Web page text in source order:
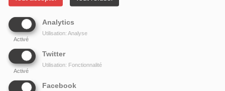
Analytics
Activé
Utilisation: Analyse
Twitter
Activé
Utilisation: Fonctionnalité
Facebook
when he set out to make jolly good synthesiser-based pop and dance
music. Child of the 80s. Big into synths, keys, chords and melodies. British
sensibilities, danceable beats and a sprinkling of wit.
VOIR AUSSI